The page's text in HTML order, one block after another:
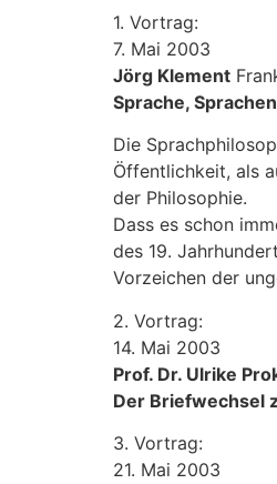
1. Vortrag:
7. Mai 2003
Jörg Klement
Sprache,
Die
Öffentlichkeit, als
der Philosophie.
Dass es schon
des 19.
Vorzeichen der
2. Vortrag:
14. Mai 2003
Prof. Dr. Ulrike
Der Briefwechsel
3. Vortrag:
21. Mai 2003